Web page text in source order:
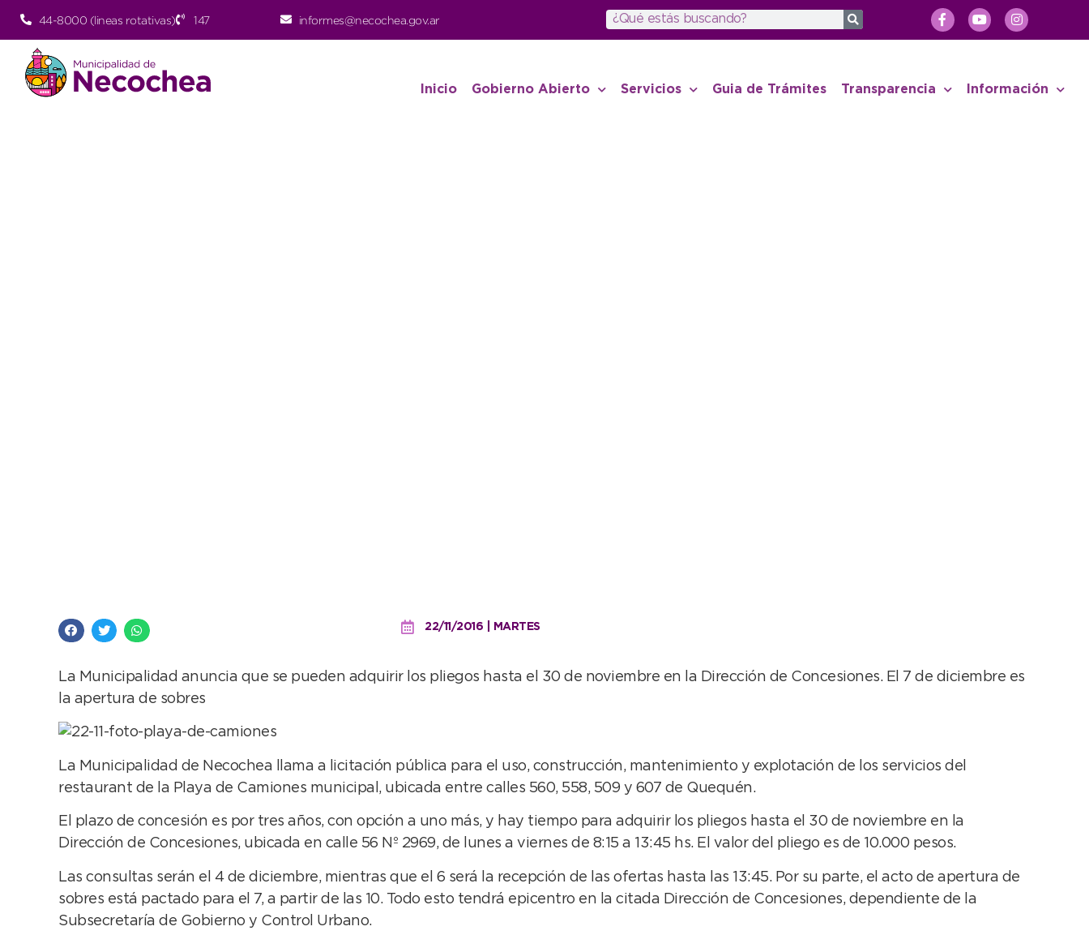
44-8000 (lineas rotativas) 147 informes@necochea.gov.ar
Inicio Gobierno Abierto Servicios Guia de Trámites Transparencia Información
22/11/2016 | MARTES
La Municipalidad anuncia que se pueden adquirir los pliegos hasta el 30 de noviembre en la Dirección de Concesiones. El 7 de diciembre es
la apertura de sobres
La Municipalidad de Necochea llama a licitación pública para el uso, construcción, mantenimiento y explotación de los servicios del
restaurant de la Playa de Camiones municipal, ubicada entre calles 560, 558, 509 y 607 de Quequén.
El plazo de concesión es por tres años, con opción a uno más, y hay tiempo para adquirir los pliegos hasta el 30 de noviembre en la
Dirección de Concesiones, ubicada en calle 56 Nº 2969, de lunes a viernes de 8:15 a 13:45 hs. El valor del pliego es de 10.000 pesos.
Las consultas serán el 4 de diciembre, mientras que el 6 será la recepción de las ofertas hasta las 13:45. Por su parte, el acto de apertura de
sobres está pactado para el 7, a partir de las 10. Todo esto tendrá epicentro en la citada Dirección de Concesiones, dependiente de la
Subsecretaría de Gobierno y Control Urbano.